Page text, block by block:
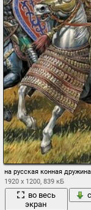
на русская конная
1920 x 1200, 839 кБ
во весь
экран